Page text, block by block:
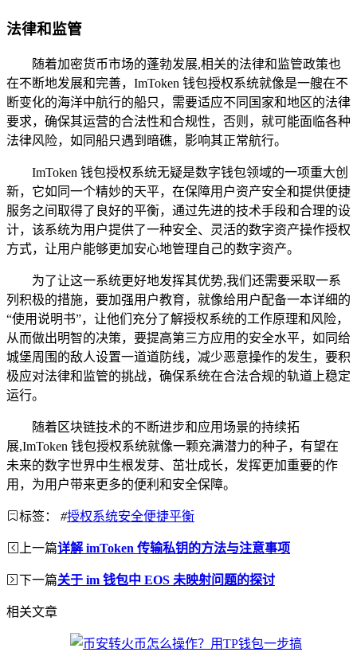
法律和监管
随着加密货币市场的蓬勃发展,相关的法律和监管政策也
在不断地发展和完善，ImToken 钱包授权系统就像是一艘在不
断变化的海洋中航行的船只，需要适应不同国家和地区的法律
要求，确保其运营的合法性和合规性，否则，就可能面临各种
法律风险，如同船只遇到暗礁，影响其正常航行。
ImToken 钱包授权系统无疑是数字钱包领域的一项重大创
新，它如同一个精妙的天平，在保障用户资产安全和提供便捷
服务之间取得了良好的平衡，通过先进的技术手段和合理的设
计，该系统为用户提供了一种安全、灵活的数字资产操作授权
方式，让用户能够更加安心地管理自己的数字资产。
为了让这一系统更好地发挥其优势,我们还需要采取一系
列积极的措施，要加强用户教育，就像给用户配备一本详细的
“使用说明书”，让他们充分了解授权系统的工作原理和风险，
从而做出明智的决策，要提高第三方应用的安全水平，如同给
城堡周围的敌人设置一道道防线，减少恶意操作的发生，要积
极应对法律和监管的挑战，确保系统在合法合规的轨道上稳定
运行。
随着区块链技术的不断进步和应用场景的持续拓
展,ImToken 钱包授权系统就像一颗充满潜力的种子，有望在
未来的数字世界中生根发芽、茁壮成长，发挥更加重要的作
用，为用户带来更多的便利和安全保障。
标签： #授权系统安全便捷平衡
上一篇详解 imToken 传输私钥的方法与注意事项
下一篇关于 im 钱包中 EOS 未映射问题的探讨
相关文章